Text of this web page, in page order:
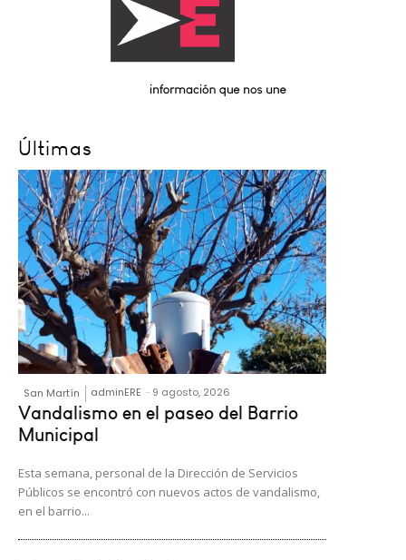
Últimas
San Martín adminERE - 9 agosto, 2026
Vandalismo en el paseo del Barrio
Municipal
Esta semana, personal de la Dirección de Servicios
Públicos se encontró con nuevos actos de vandalismo,
en el barrio...